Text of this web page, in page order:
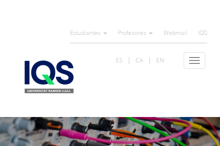
Estudiantes Profesores Webmail IQS
Toggle
ES CA EN